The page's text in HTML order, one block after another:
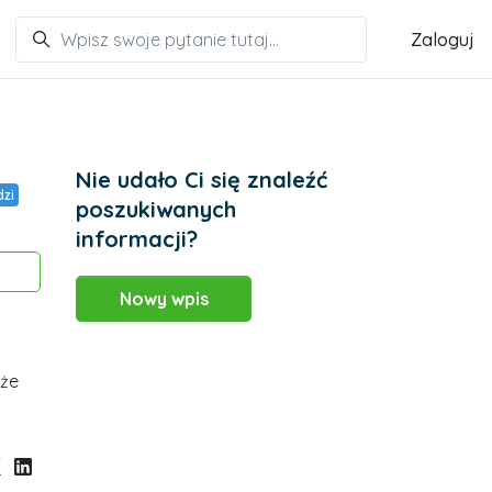
Zaloguj
Nie udało Ci się znaleźć
poszukiwanych
informacji?
Nowy wpis